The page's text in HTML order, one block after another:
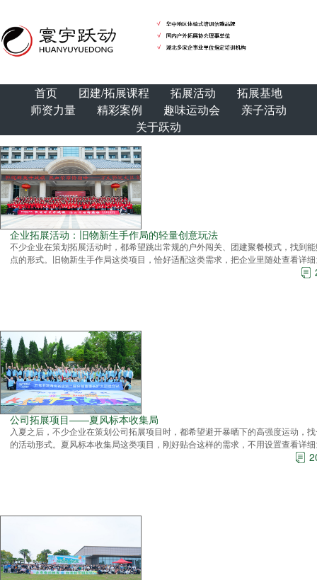
首页 团建/拓展课程 拓展活动
拓展基地
师资力量
精彩案例 趣味运动会
亲子活动
关于跃动
企业拓展活动：旧物新生手作局的轻量创意玩法
不少企业在策划拓展活动时，都希望跳出常规的户外闯关、团建聚餐模式，找到
点的形式。旧物新生手作局这类项目，恰好适配这类需求，把企业里随处查看详
公司拓展项目——夏风标本收集局
入夏之后，不少企业在策划公司拓展项目时，都希望避开暴晒下的高强度运动，
的活动形式。夏风标本收集局这类项目，刚好贴合这样的需求，不用设置查看详